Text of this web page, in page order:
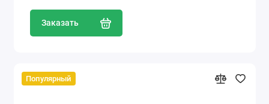
Заказать
Популярный